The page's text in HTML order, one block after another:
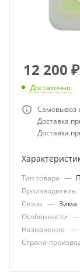
12 200 ₽
Достаточно
Самовывоз
Доставка
Доставка
Тип товара —
Производитель
Сезон — Зима
Особенности —
Назначение —
Страна-